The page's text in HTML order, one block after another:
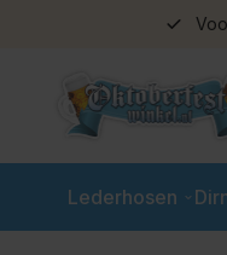
Lederhosen